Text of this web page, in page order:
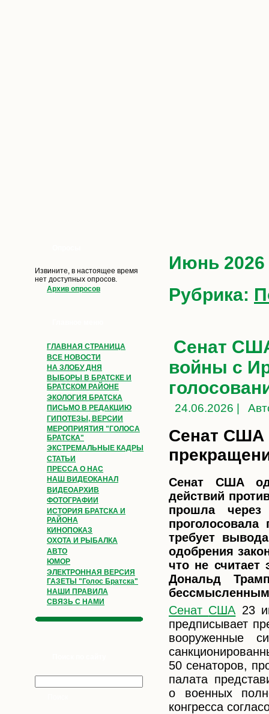
Извините, в настоящее время
нет доступных опросов.
Архив опросов
ГЛАВНАЯ СТРАНИЦА
ВСЕ НОВОСТИ
НА ЗЛОБУ ДНЯ
ВЫБОРЫ В БРАТСКЕ И
БРАТСКОМ РАЙОНЕ
ЭКОЛОГИЯ БРАТСКА
ПИСЬМО В РЕДАКЦИЮ
ГИПОТЕЗЫ, ВЕРСИИ
МЕРОПРИЯТИЯ "ГОЛОСА
БРАТСКА"
ЭКСТРЕМАЛЬНЫЕ КАДРЫ
СТАТЬИ
ПРЕССА О НАС
НАШ ВИДЕОКАНАЛ
ВИДЕОАРХИВ
ФОТОГРАФИИ
ИСТОРИЯ БРАТСКА И
РАЙОНА
КИНОПОКАЗ
ОХОТА И РЫБАЛКА
АВТО
ЮМОР
ЭЛЕКТРОННАЯ ВЕРСИЯ
ГАЗЕТЫ "Голос Братска"
НАШИ ПРАВИЛА
СВЯЗЬ С НАМИ
Июнь 2026
Рубрика:
Сенат
войны с
24.06.2026 |
Сенат США
Сенат США
действий
прошла
требует
одобрения
что не считает
Дональд
Сенат США 23
предписывает
вооруженные
50 сенаторов,
палата
о военных
конгресса